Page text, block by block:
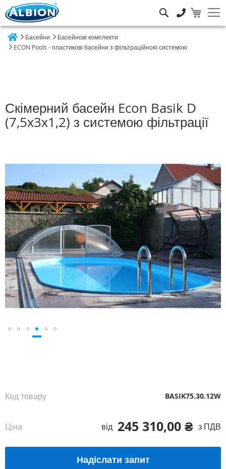
Басейни
Басейнові комплекти
ECON Pools - пластикові басейни з фільтраційною системою
Скімерний басейн Econ Basik D
(7,5х3х1,2) з системою фільтрації
галереї
зображень
245 310,00 ₴ з ПДВ
Ціна від
Код товару BASIK75.30.12W
Надіслати запит